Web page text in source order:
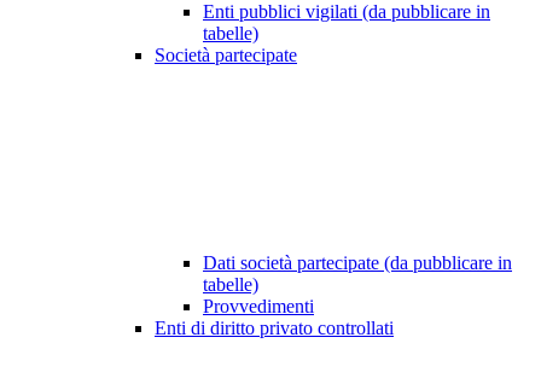
Enti pubblici vigilati (da pubblicare in
tabelle)
Società partecipate
Dati società partecipate (da pubblicare in
tabelle)
Provvedimenti
Enti di diritto privato controllati